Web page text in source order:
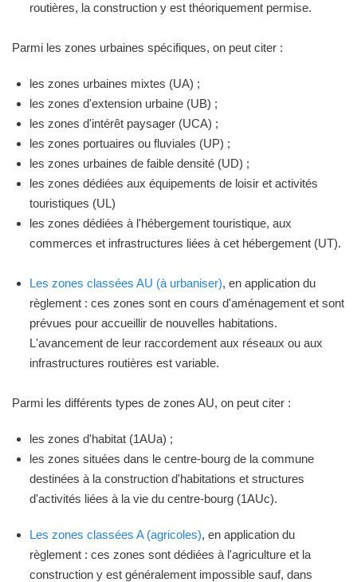
routières, la construction y est théoriquement permise.
Parmi les zones urbaines spécifiques, on peut citer :
les zones urbaines mixtes (UA) ;
les zones d'extension urbaine (UB) ;
les zones d'intérêt paysager (UCA) ;
les zones portuaires ou fluviales (UP) ;
les zones urbaines de faible densité (UD) ;
les zones dédiées aux équipements de loisir et activités
touristiques (UL)
les zones dédiées à l'hébergement touristique, aux
commerces et infrastructures liées à cet hébergement (UT).
Les zones classées AU (à urbaniser), en application du
règlement : ces zones sont en cours d'aménagement et sont
prévues pour accueillir de nouvelles habitations.
L'avancement de leur raccordement aux réseaux ou aux
infrastructures routières est variable.
Parmi les différents types de zones AU, on peut citer :
les zones d'habitat (1AUa) ;
les zones situées dans le centre-bourg de la commune
destinées à la construction d'habitations et structures
d'activités liées à la vie du centre-bourg (1AUc).
Les zones classées A (agricoles), en application du
règlement : ces zones sont dédiées à l'agriculture et la
construction y est généralement impossible sauf, dans